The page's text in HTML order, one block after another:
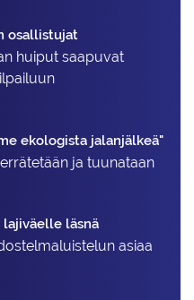
osallistujat
huiput saapuvat
ekologista jalanjälkeä"
ja tuunataan
läsnä
asiaa